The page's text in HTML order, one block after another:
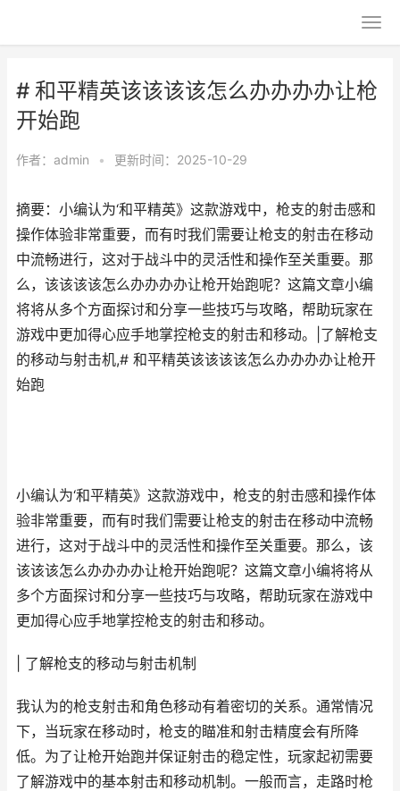
# 和平精英该该该该怎么办办办办让枪
开始跑
作者： admin • 更新时间：2025-10-29
摘要：小编认为‘和平精英》这款游戏中，枪支的射击感和
操作体验非常重要，而有时我们需要让枪支的射击在移动
中流畅进行，这对于战斗中的灵活性和操作至关重要。那
么，该该该该怎么办办办办让枪开始跑呢？这篇文章小编
将将从多个方面探讨和分享一些技巧与攻略，帮助玩家在
游戏中更加得心应手地掌控枪支的射击和移动。|了解枪支
的移动与射击机,# 和平精英该该该该怎么办办办办让枪开
始跑
小编认为‘和平精英》这款游戏中，枪支的射击感和操作体
验非常重要，而有时我们需要让枪支的射击在移动中流畅
进行，这对于战斗中的灵活性和操作至关重要。那么，该
该该该怎么办办办办让枪开始跑呢？这篇文章小编将将从
多个方面探讨和分享一些技巧与攻略，帮助玩家在游戏中
更加得心应手地掌控枪支的射击和移动。
| 了解枪支的移动与射击机制
我认为的枪支射击和角色移动有着密切的关系。通常情况
下，当玩家在移动时，枪支的瞄准和射击精度会有所降
低。为了让枪开始跑并保证射击的稳定性，玩家起初需要
了解游戏中的基本射击和移动机制。一般而言，走路时枪